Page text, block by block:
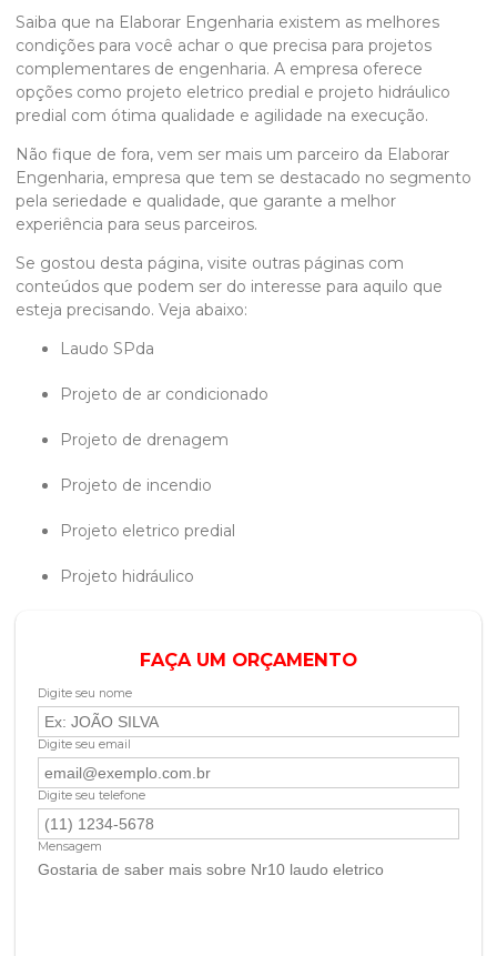
Saiba que na Elaborar Engenharia existem as melhores
condições para você achar o que precisa para projetos
complementares de engenharia. A empresa oferece
opções como projeto eletrico predial e projeto hidráulico
predial com ótima qualidade e agilidade na execução.
Não fique de fora, vem ser mais um parceiro da Elaborar
Engenharia, empresa que tem se destacado no segmento
pela seriedade e qualidade, que garante a melhor
experiência para seus parceiros.
Se gostou desta página, visite outras páginas com
conteúdos que podem ser do interesse para aquilo que
esteja precisando. Veja abaixo:
laudo SPda
projeto de ar condicionado
projeto de drenagem
projeto de incendio
projeto eletrico predial
projeto hidráulico
FAÇA UM ORÇAMENTO
Digite seu nome
Digite seu email
Digite seu telefone
Mensagem